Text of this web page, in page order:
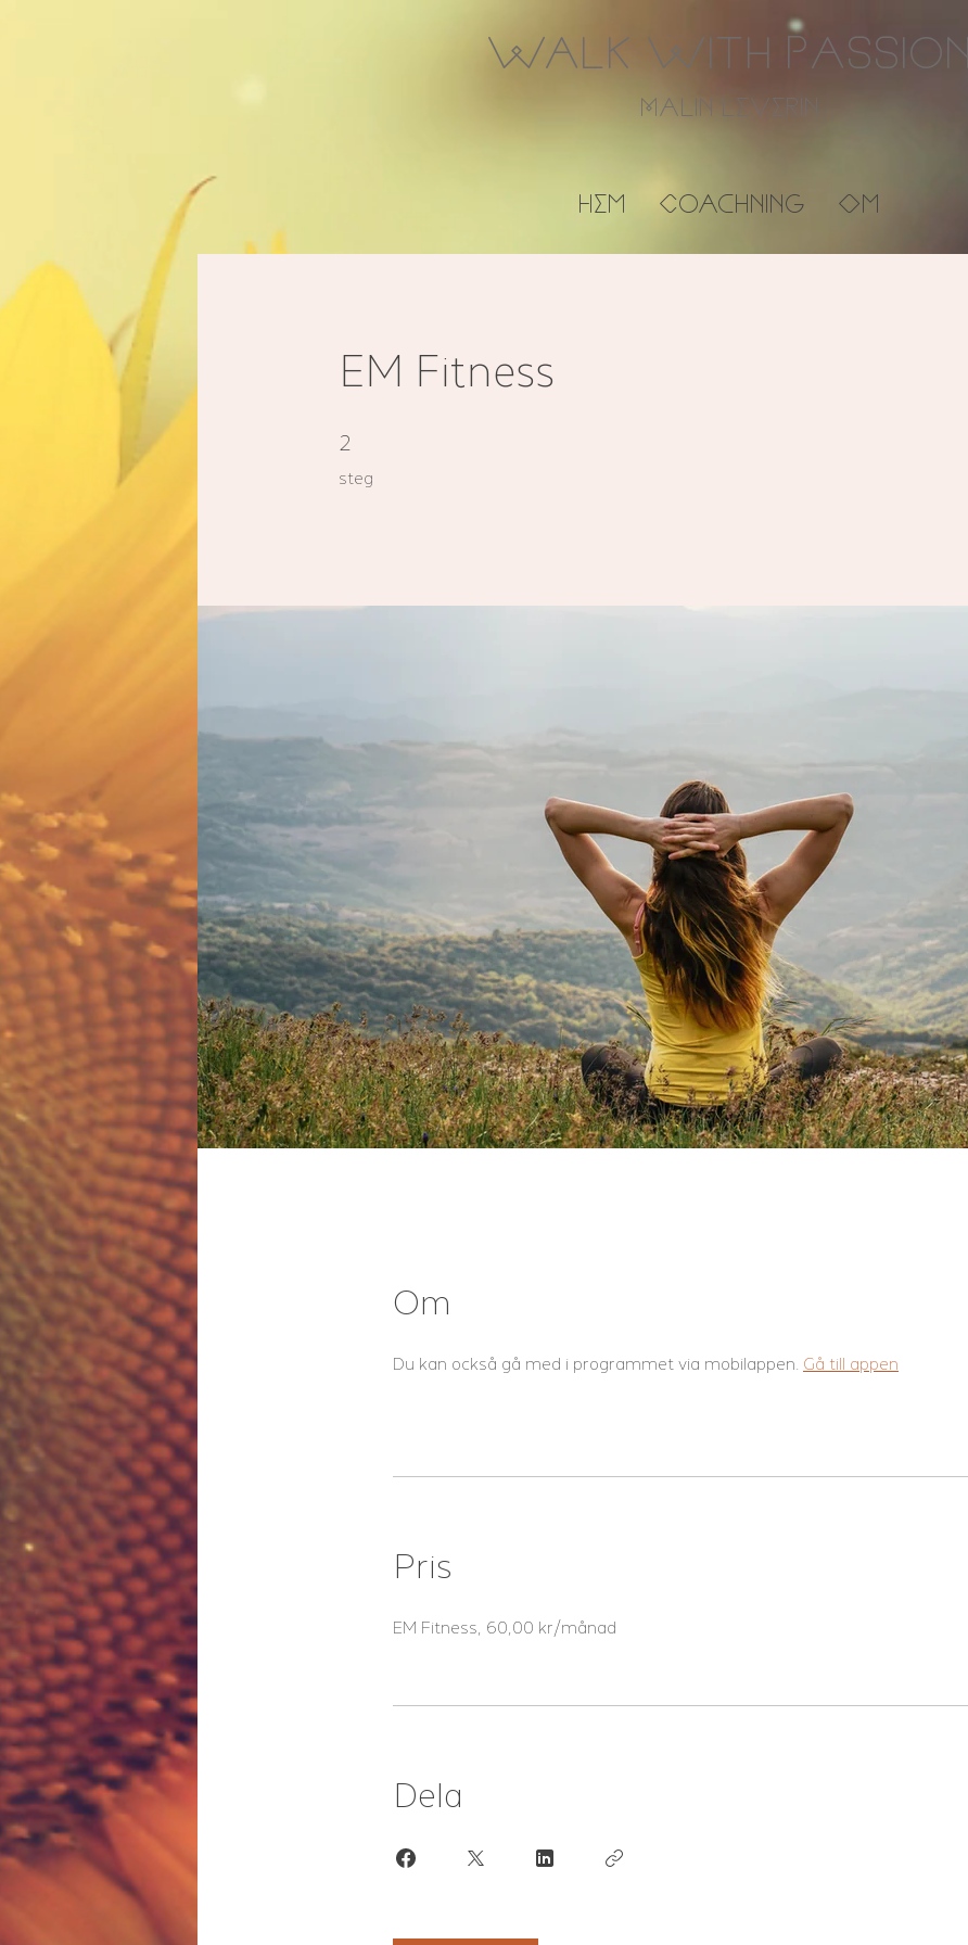
Walk With Passion
Malin Leverin
Hem Coachning Om
EM Fitness
2
steg
2 steg
Om
Du kan också gå med i programmet via mobilappen. Gå till appen
Pris
EM Fitness, 60,00 kr/månad
Dela